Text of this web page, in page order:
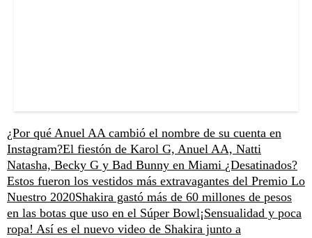
¿Por qué Anuel AA cambió el nombre de su cuenta en
Instagram?El fiestón de Karol G, Anuel AA, Natti
Natasha, Becky G y Bad Bunny en Miami ¿Desatinados?
Estos fueron los vestidos más extravagantes del Premio Lo
Nuestro 2020Shakira gastó más de 60 millones de pesos
en las botas que uso en el Súper Bowl¡Sensualidad y poca
ropa! Así es el nuevo video de Shakira junto a